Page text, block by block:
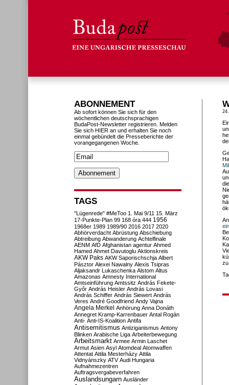
ABONNEMENT
Ab sofort können Sie sich für den
wöchentlichen deutschsprachigen
BudaPost-Newsletter registrieren. Melden
Sie sich HIER an und erhalten Sie noch
einmal gebündelt die Presseberichte der
vorangegangenen Woche.
TAGS
"Lügenrede" #MeToo 1. Mai 9/11 15. März
17-Punkte-Plan 99 168 óra 444 1956
1968er 1989 1989/90 2016 2017 2020
Abhörverdacht Abrüstung Abschiebung
Abtreibung Abwanderung Achtelfinale
AENM AfD Afghanistan agentur Ahmed
Hamed Ahmet Davutoglu Aktionskreis
AKW Paks AKW Saporischschja Albert
Pásztor Alexei Nawalny Alexis Tsipras
Aljaksandr Lukaschenka Alstom Altus
Amazonas Amnesty International
Amtseinführung Amtssitz András Fekete-
Győr András Heisler András Lovasi
András Schiffer András Siewert András
Veres André Goodfriend Andy Vajna
Angela Merkel Anhörung Anna Donáth
Annegret Kramp-Karrenbauer Antal Rogán
Anti- Anti-IS-Koalition Antifa
Antisemitismus Antiziganismus Antony
Blinken Arabische Liga Arbeiterbewegung
Arbeitsmarkt Armee Armin Laschet
Armut Asien Asyl Atomdeal Atomwaffen
Attentat Attila Mesterházy Attila
Vidnyánszky ATV Audi Hungaria
Aufnahmezentren
Auftragsvergabeverfahren
Auslandsungarn Ausländer